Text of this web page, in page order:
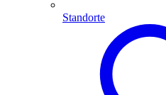
Standorte